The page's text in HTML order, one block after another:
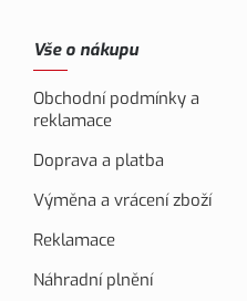
Vše o nákupu
Obchodní podmínky a
reklamace
Doprava a platba
Výměna a vrácení zboží
Reklamace
Náhradní plnění